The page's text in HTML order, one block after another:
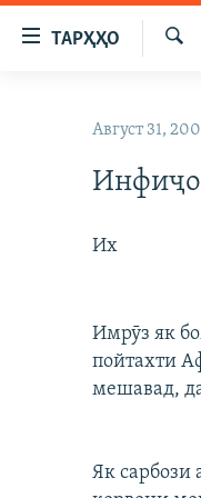
Пайвандҳои
дастрасӣ
ТАРҲҲО
ИҚТИСОД
ФАРҲАНГ
МЕҲМОНИ ОЗОДӢ
ГАПИ ОЗОД
РӮЗГОРИ МУҲОҶИР
НАЗАРИ МАРДУМ
БЛОГИСТОН
ЧАНДРАСОНАӢ
НИГОРИСТОН
КИТОБҲОИ ОЗОДӢ
Август 31,
Их
Имрӯз як
пойтахти
мешавад,
Як сарбози